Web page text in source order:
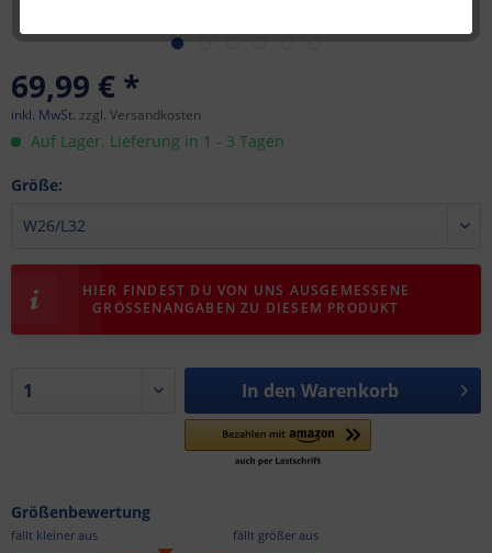
69,99 € *
inkl. MwSt. zzgl. Versandkosten
Auf Lager. Lieferung in 1 - 3 Tagen
Größe:
HIER FINDEST DU VON UNS AUSGEMESSENE
GRÖSSENANGABEN ZU DIESEM PRODUKT
In den Warenkorb
Größenbewertung
fällt größer aus
fällt kleiner aus